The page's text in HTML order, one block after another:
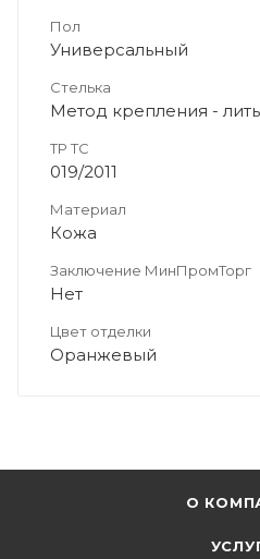
Пол
Универсальный
Стелька
Метод крепления -
ТР ТС
019/2011
Материал
Кожа
Заключение МинПромТорг
Нет
Цвет отделки
Оранжевый
О